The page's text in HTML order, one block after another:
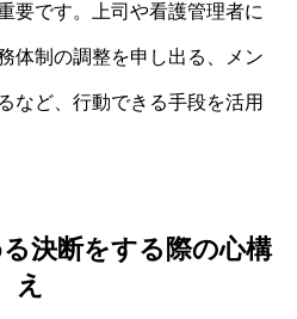
要です。上司や看護管理者に
体制の調整を申し出る、メン
など、行動できる手段を活用
決断をする際の心構
え